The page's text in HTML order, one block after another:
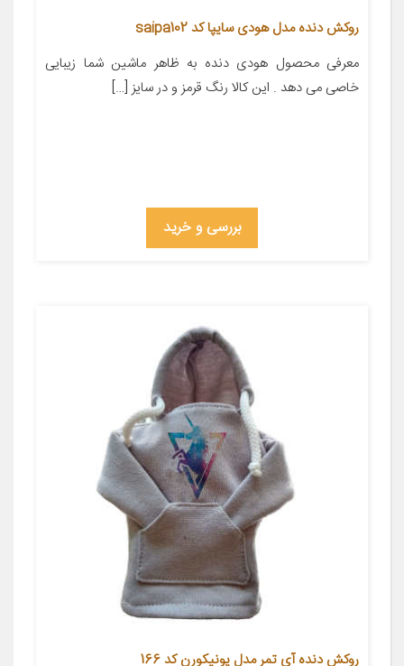
روکش دنده مدل هودی سایپا کد saipa102
معرفی محصول ‌‌‌‌‌‌‌‌‌‌‌‌‌‌‌‌‌‌‌‌‌‌‌‌‌‌‌‌‌‌‌‌‌‌‌‌‌‌‌‌‌‌‌‌‌‌‌‌‌‌‌‌‌‌‌‌‌‌‌‌‌‌‌‌‌‌‌‌‌‌‌‌‌‌‌‌‌‌‌‌‌‌‌‌‌‌‌‌‌‌‌‌‌‌‌‌‌‌‌‌‌‌‌‌‌‌‌‌‌‌‌‌‌‌‌‌‌‌‌‌‌‌‌‌‌‌‌‌‌‌‌‌‌‌‌‌‌‌‌‌‌‌‌‌‌‌‌‌‌‌هودی دنده به ظاهر ماشین شما زیبایی
خاصی می دهد . این کالا رنگ قرمز و در سایز […]
بررسی و خرید
روکش دنده آی تمر مدل یونیکورن کد 166